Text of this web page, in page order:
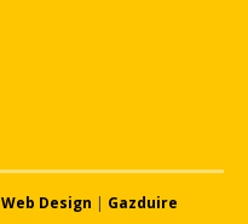
Web Design | Gazduire